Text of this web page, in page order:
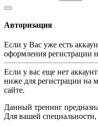
Авторизация
Если у Вас уже есть
оформления регистрации
Если у вас еще нет
ниже для регистрации на
сайте.
Данный тренинг
Для вашей специальности,